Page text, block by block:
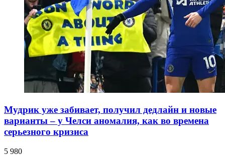
Мудрик уже забивает, получил дедлайн и новые
варианты – у Челси аномалия, как во времена
серьезного кризиса
5 980